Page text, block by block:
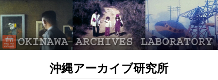
沖縄アーカイブ研究所